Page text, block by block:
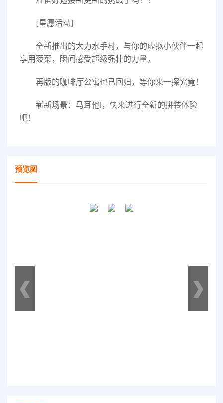
[星愿活动]
全新推出的大力水手村，与你的虚拟小伙伴一起
享用菠菜，瞬间感受超级强壮的力量。
再版的咖啡厅公寓也已回归，等你来一探究竟！
崭新场景：马耳他I，快来进行全新的拼装体验
吧！
预览图